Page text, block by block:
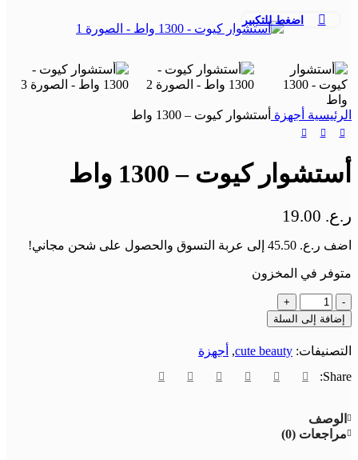
اضغط للتكبير
الرئيسية أجهزة أستشوار كيوت – 1300 واط
أستشوار كيوت – 1300 واط
ر.ع.
اضف ر.ع. إلى عربة التسوق والحصول على شحن مجاني!
متوفر في المخزون
إضافة إلى السلة
التصنيفات: cute beauty
, أجهزة
Share:
الوصف
مراجعات (0)